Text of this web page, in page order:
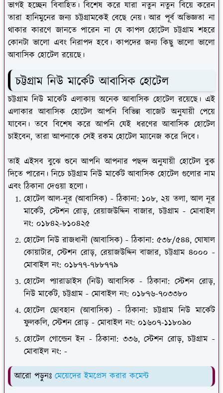
ভাগই হচ্ছেন বিবাহিত। বিশেষ করে যারা নতুন নতুন বিয়ে করেন
তারা হানিমুনের জন্য চট্টগ্রামকেই বেছে নেয়। আর পূর্ব অভিজ্ঞতা না
থাকার কারণে জানতে পারেন না যে কাপল হোটেল চট্টগ্রাম শহরে
কোনটা ভালো এবং নিরাপদ হবে। কাপদের জন্য কিছু ভালো ভালো
আবাসিক হোটেল রয়েছে।
চট্টগ্রাম নিউ মার্কেট আবাসিক হোটেল
চট্টগ্রাম নিউ মার্কেট এলাকায় অনেক আবাসিক হোটেল রয়েছে। এই
এলাকার আবাসিক হোটেল আপনি বিভিন্ন বাজেট অনুযায়ী পেয়ে
যাবেন। তবে বিশেষ করে আপনি যেই ধরণের আবাসিক হোটেল
চাইবেন, তারা আপনাকে সেই রকম হোটেল ম্যানেজ করে দিবে।
তাই এইসব বুঝে শুনে আপনি আপনার পছন্দ অনুযায়ী হোটেল বুক
দিতে পারেন। নিচে চট্টগ্রাম নিউ মার্কেট আবাসিক হোটেল গুলোর নাম
এবং ঠিকানা দেওয়া হলো।
হোটেল আল-নূর (আবাসিক) - ঠিকানা: ১০৮, ২য় তলা, আল নূর
মার্কেট, স্টেশন রোড়, রেয়াজউদ্দিন বাজার, চট্টগ্রাম - মোবাইল
নং: ০১৮৪২-৮১০৪২৫
হোটেল নিউ রাজধানী (আবাসিক) - ঠিকানা: ৫৩৮/৫৪৪, ঘোষাল
কোয়াটার, স্টেশন রোড়, রেয়াজউদ্দিন বাজার, চট্টগ্রাম ৪০০০ -
মোবাইল নং: ০১৮৭৭-৭৮৮৭৭৯
হোটেল প্যারাডাইস (নিউ) আবাসিক - ঠিকানা: স্টেশন রোড়,
নিউ মার্কেট, চট্টগ্রাম - মোবাইল নং: ০১৮৭৬-৭০৩৩৮০
হোটেল ছোবহান (আবাসিক) - ঠিকানা: চট্টগ্রাম নিউ মার্কেট
ফুলকলি, স্টেশন রোড় - মোবাইল নং: ০১৬০৭-১১৮০৯০
হোটেল গোল্ডেন ইন - ঠিকানা: ৩৩৬, স্টেশন রোড়, চট্টগ্রাম -
মোবাইল নং: -
আরো পড়ুনঃ মেয়েদের ইমপ্রেস করার কমেন্ট